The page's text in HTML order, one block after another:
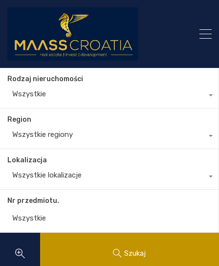
Rodzaj nieruchomości
Wszystkie
Region
Wszystkie regiony
Lokalizacja
Wszystkie lokalizacje
Nr przedmiotu.
Szukaj